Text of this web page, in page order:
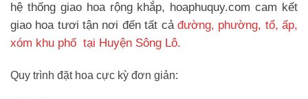
hệ thống giao hoa rộng khắp, hoaphuquy.com cam kết
giao hoa tươi tận nơi đến tất cả đường, phường, tổ, ấp,
xóm khu phố tại Huyện Sông Lô.
Quy trình đặt hoa cực kỳ đơn giản: